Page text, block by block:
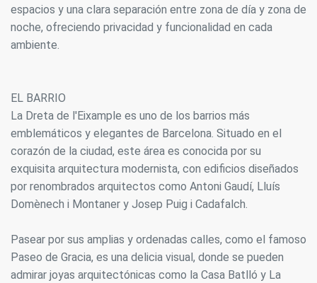
espacios y una clara separación entre zona de día y zona de
noche, ofreciendo privacidad y funcionalidad en cada
ambiente.
EL BARRIO
La Dreta de l'Eixample es uno de los barrios más
emblemáticos y elegantes de Barcelona. Situado en el
corazón de la ciudad, este área es conocida por su
exquisita arquitectura modernista, con edificios diseñados
por renombrados arquitectos como Antoni Gaudí, Lluís
Domènech i Montaner y Josep Puig i Cadafalch.
Pasear por sus amplias y ordenadas calles, como el famoso
Paseo de Gracia, es una delicia visual, donde se pueden
admirar joyas arquitectónicas como la Casa Batlló y La